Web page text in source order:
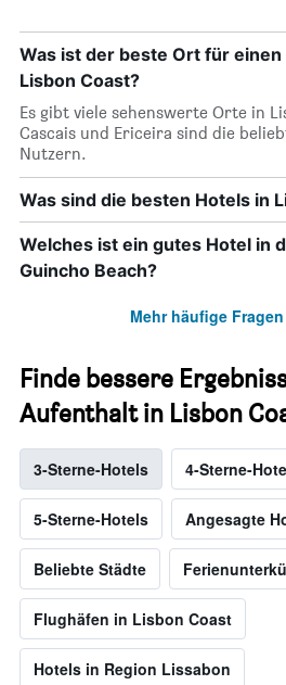
Was ist der beste Ort für
Lisbon Coast?
Es gibt viele sehenswerte Orte in
Cascais und Ericeira sind die
Nutzern.
Was sind die besten Hotels in
Welches ist ein gutes Hotel in
Guincho Beach?
Mehr häufige
Finde bessere
Aufenthalt in Lisbon
3-Sterne-Hotels 4-Sterne-
5-Sterne-Hotels Angesagte
Beliebte Städte
Flughäfen in Lisbon Coast
Hotels in Region Lissabon